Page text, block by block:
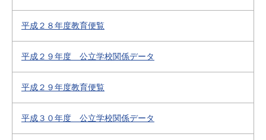
平成２８年度教育便覧
平成２９年度 公立学校関係データ
平成２９年度教育便覧
平成３０年度 公立学校関係データ